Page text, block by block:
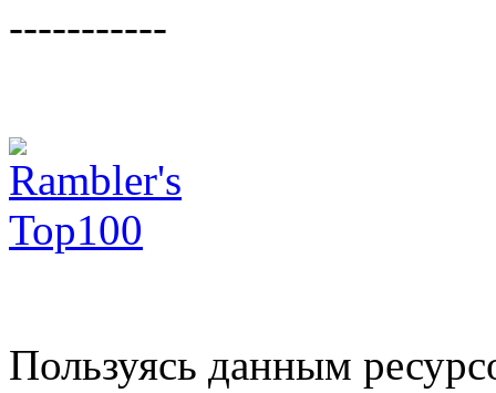
-----------
Пользуясь данным